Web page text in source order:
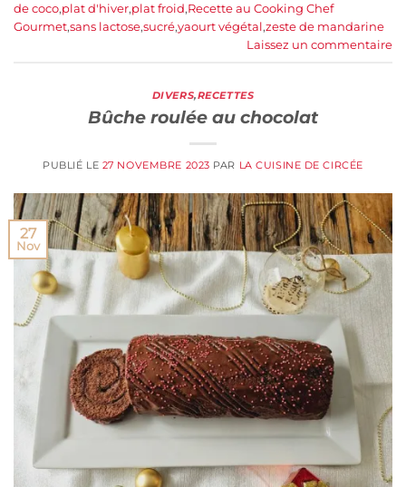
de coco,plat d'hiver,plat froid,Recette au Cooking Chef
Gourmet,sans lactose,sucré,yaourt végétal,zeste de mandarine
Laissez un commentaire
DIVERS,RECETTES
Bûche roulée au chocolat
PUBLIÉ LE 27 NOVEMBRE 2023 PAR LA CUISINE DE CIRCÉE
27
Nov